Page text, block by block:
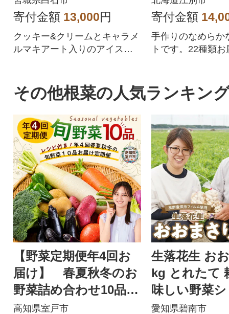
寄付金額 13,000円
クッキー&クリームとキャラメ
ルマキアート入りのアイスク
寄付金額
手作りのなめらか
トです。22種類
その他根菜の人気ランキン
【野菜定期便年4回お
届け】 春夏秋冬のお
野菜詰め合わせ10品
レシピ付き春夏秋冬の
高知県室戸市
生落花生 お
kg とれたて
味しい野菜
1弾 H132-028
愛知県碧南市